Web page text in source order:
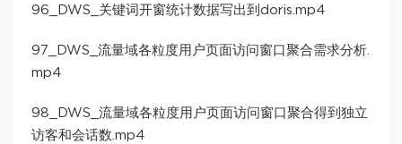
96_DWS_关键词开窗统计数据写出到doris.mp4
97_DWS_流量域各粒度用户页面访问窗口聚合需求分析.
mp4
98_DWS_流量域各粒度用户页面访问窗口聚合得到独立
访客和会话数.mp4